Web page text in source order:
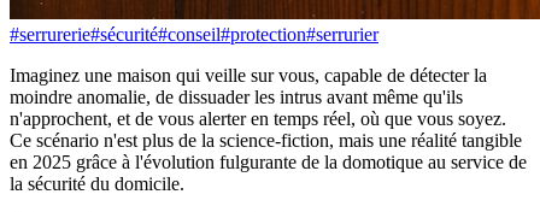
#serrurerie#sécurité#conseil#protection#serrurier
Imaginez une maison qui veille sur vous, capable de détecter la
moindre anomalie, de dissuader les intrus avant même qu'ils
n'approchent, et de vous alerter en temps réel, où que vous soyez.
Ce scénario n'est plus de la science-fiction, mais une réalité tangible
en 2025 grâce à l'évolution fulgurante de la domotique au service de
la sécurité du domicile.